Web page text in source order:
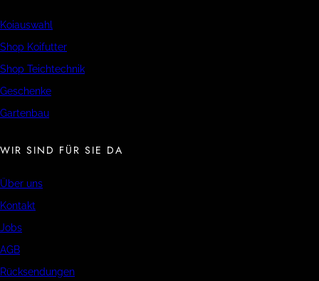
Koiauswahl
Shop Koifutter
Shop Teichtechnik
Geschenke
Gartenbau
WIR SIND FÜR SIE DA
Über uns
Kontakt
Jobs
AGB
Rücksendungen